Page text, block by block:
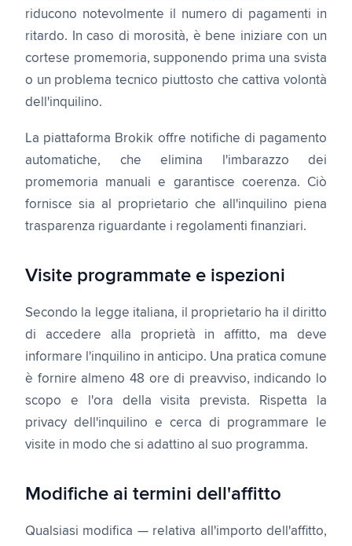
riducono notevolmente il numero di pagamenti in
ritardo. In caso di morosità, è bene iniziare con un
cortese promemoria, supponendo prima una svista
o un problema tecnico piuttosto che cattiva volontà
dell'inquilino.
La piattaforma Brokik offre notifiche di pagamento
automatiche, che elimina l'imbarazzo dei
promemoria manuali e garantisce coerenza. Ciò
fornisce sia al proprietario che all'inquilino piena
trasparenza riguardante i regolamenti finanziari.
Visite programmate e ispezioni
Secondo la legge italiana, il proprietario ha il diritto
di accedere alla proprietà in affitto, ma deve
informare l'inquilino in anticipo. Una pratica comune
è fornire almeno 48 ore di preavviso, indicando lo
scopo e l'ora della visita prevista. Rispetta la
privacy dell'inquilino e cerca di programmare le
visite in modo che si adattino al suo programma.
Modifiche ai termini dell'affitto
Qualsiasi modifica — relativa all'importo dell'affitto,